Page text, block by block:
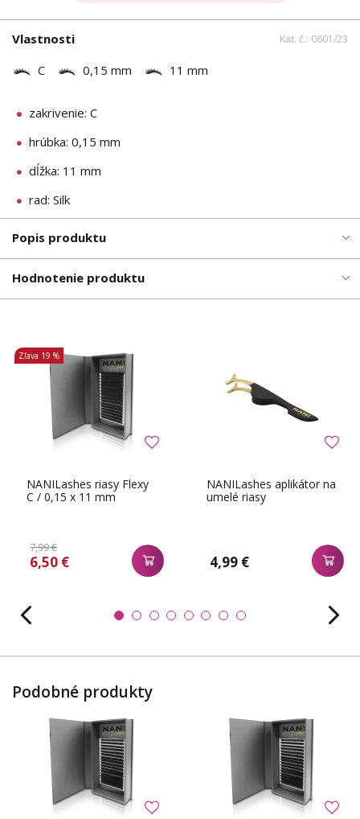
Vlastnosti Kat. č.: 0601/23
C 0,15 mm 11 mm
zakrivenie: C
hrúbka: 0,15 mm
dĺžka: 11 mm
rad: Silk
Popis produktu
Hodnotenie produktu
NANILashes riasy Flexy
C / 0,15 x 11 mm
7,99 €
6,50 €
Zľava 19 %
NANILashes aplikátor na
umelé riasy
4,99 €
Podobné produkty